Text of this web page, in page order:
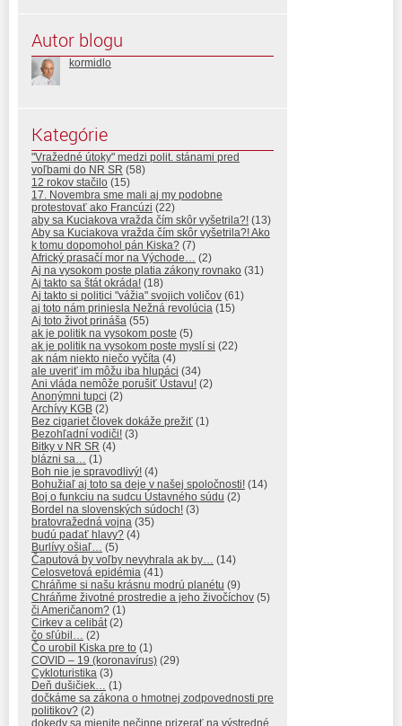
Autor blogu
kormidlo
Kategórie
"Vražedné útoky" medzi polit. stánami pred
voľbami do NR SR (58)
12 rokov stačilo (15)
17. Novembra sme mali aj my podobne
protestovať ako Francúzi (22)
aby sa Kuciakova vražda čím skôr vyšetrila?! (13)
Aby sa Kuciakova vražda čím skôr vyšetrila?! Ako
k tomu dopomohol pán Kiska? (7)
Africký prasačí mor na Východe… (2)
Aj na vysokom poste platia zákony rovnako (31)
Aj takto sa štát okráda! (18)
Aj takto si politici "vážia" svojich voličov (61)
aj toto nám priniesla Nežná revolúcia (15)
Aj toto život prináša (55)
ak je politik na vysokom poste (5)
ak je politik na vysokom poste myslí si (22)
ak nám niekto niečo vyčíta (4)
ale uveriť im môžu iba hlupáci (34)
Ani vláda nemôže porušiť Ústavu! (2)
Anonýmni tupci (2)
Archívy KGB (2)
Bez cigariet človek dokáže prežiť (1)
Bezohľadní vodiči! (3)
Bitky v NR SR (4)
blázni sa… (1)
Boh nie je spravodlivý! (4)
Bohužiaľ aj toto sa deje v našej spoločnosti! (14)
Boj o funkciu na sudcu Ústavného súdu (2)
Bordel na slovenských súdoch! (3)
bratovražedná vojna (35)
budú padať hlavy? (4)
Burlívy ošiaľ… (5)
Čaputová by voľby nevyhrala ak by… (14)
Celosvetová epidémia (41)
Chráňme si našu krásnu modrú planétu (9)
Chráňme životné prostredie a jeho živočíchov (5)
či Američanom? (1)
Cirkev a celibát(2)
čo sľúbil… (2)
Čo urobil Kiska pre to (1)
COVID – 19 (koronavírus) (29)
Cykloturistika (3)
Deň dušičiek… (1)
dočkáme sa zákona o hmotnej zodpovednosti pre
politikov? (2)
dokedy sa mienite nečinne prizerať na výstredné